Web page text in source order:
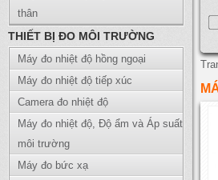
thân
THIẾT BỊ ĐO MÔI TRƯỜNG
Máy đo nhiệt độ hồng ngoại
Máy đo nhiệt độ tiếp xúc
Camera đo nhiệt độ
Máy đo nhiệt độ, Độ ẩm và Áp suất
môi trường
Máy đo bức xạ